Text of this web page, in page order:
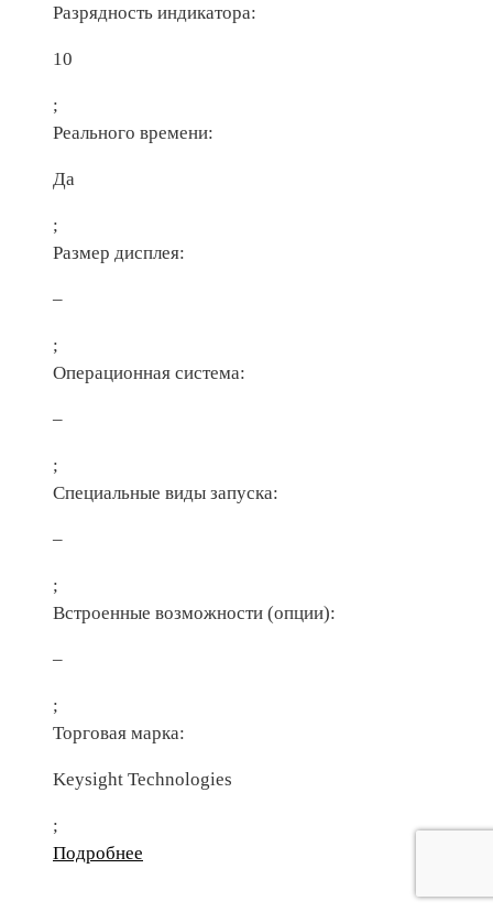
Разрядность индикатора:
10
;
Реального времени:
Да
;
Размер дисплея:
–
;
Операционная система:
–
;
Специальные виды запуска:
–
;
Встроенные возможности (опции):
–
;
Торговая марка:
Keysight Technologies
;
Подробнее